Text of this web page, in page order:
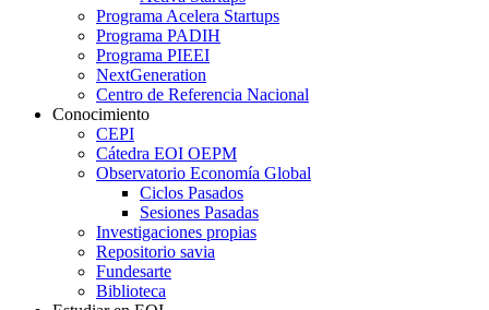
Programa Acelera Startups
Programa PADIH
Programa PIEEI
NextGeneration
Centro de Referencia Nacional
Conocimiento
CEPI
Cátedra EOI OEPM
Observatorio Economía Global
Ciclos Pasados
Sesiones Pasadas
Investigaciones propias
Repositorio savia
Fundesarte
Biblioteca